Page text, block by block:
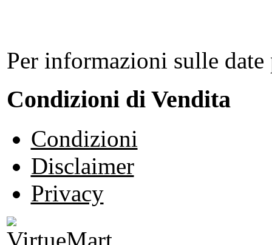
Per informazioni sulle
Condizioni di Vendita
Condizioni
Disclaimer
Privacy